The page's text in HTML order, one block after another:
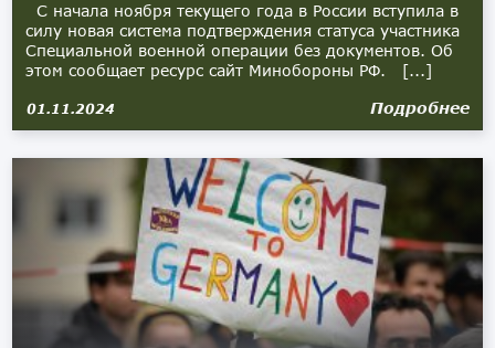
С начала ноября текущего года в России вступила в
силу новая система подтверждения статуса участника
Специальной военной операции без документов. Об
этом сообщает ресурс сайт Минобороны РФ. [...]
01.11.2024 Подробнее